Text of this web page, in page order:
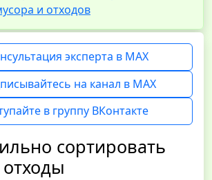
и отходов
эксперта в MAX
на канал в MAX
в группу ВКонтакте
сортировать